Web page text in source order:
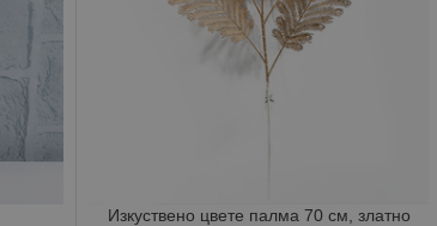
Изкуствено цвете палма 70 см, златно